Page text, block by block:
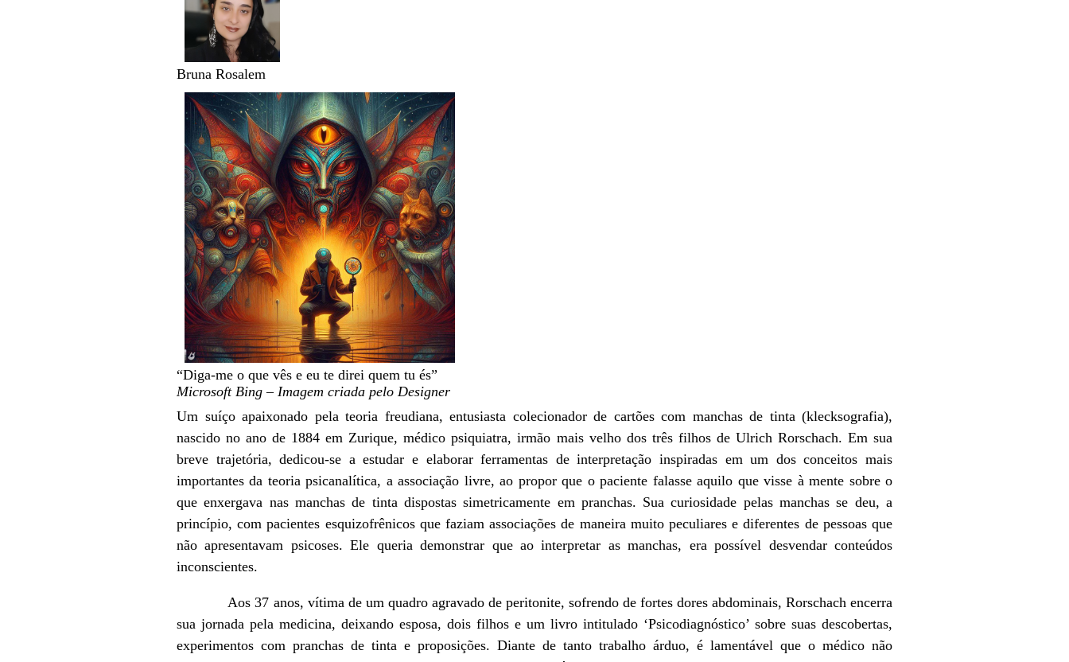
Bruna Rosalem
“Diga-me o que vês e eu te direi quem tu és”
Microsoft Bing – Imagem criada pelo Designer
Um suíço apaixonado pela teoria freudiana, entusiasta colecionador de cartões com manchas de tinta (klecksografia),
nascido no ano de 1884 em Zurique, médico psiquiatra, irmão mais velho dos três filhos de Ulrich Rorschach. Em sua
breve trajetória, dedicou-se a estudar e elaborar ferramentas de interpretação inspiradas em um dos conceitos mais
importantes da teoria psicanalítica, a associação livre, ao propor que o paciente falasse aquilo que visse à mente sobre o
que enxergava nas manchas de tinta dispostas simetricamente em pranchas. Sua curiosidade pelas manchas se deu, a
princípio, com pacientes esquizofrênicos que faziam associações de maneira muito peculiares e diferentes de pessoas que
não apresentavam psicoses. Ele queria demonstrar que ao interpretar as manchas, era possível desvendar conteúdos
inconscientes.
Aos 37 anos, vítima de um quadro agravado de peritonite, sofrendo de fortes dores abdominais, Rorschach encerra
sua jornada pela medicina, deixando esposa, dois filhos e um livro intitulado ‘Psicodiagnóstico’ sobre suas descobertas,
experimentos com pranchas de tinta e proposições. Diante de tanto trabalho árduo, é lamentável que o médico não